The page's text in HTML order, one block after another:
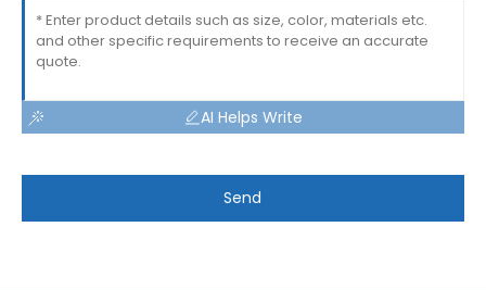
AI Helps Write
Send